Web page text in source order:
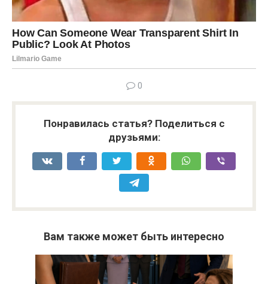
0
Понравилась статья? Поделиться с
друзьями:
Вам также может быть интересно